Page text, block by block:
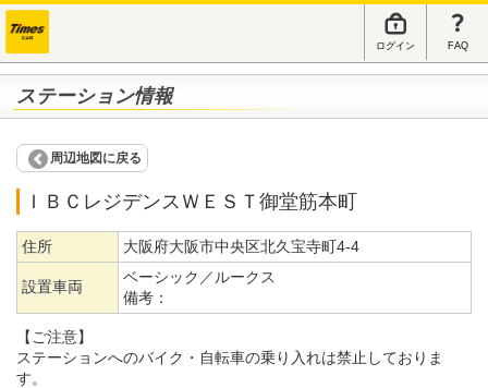
ログイン FAQ
ステーション情報
周辺地図に戻る
ＩＢＣレジデンスＷＥＳＴ御堂筋本町
住所 大阪府大阪市中央区北久宝寺町4-4
設置車両
ベーシック／ルークス
備考：
【ご注意】
ステーションへのバイク・自転車の乗り入れは禁止しておりま
す。